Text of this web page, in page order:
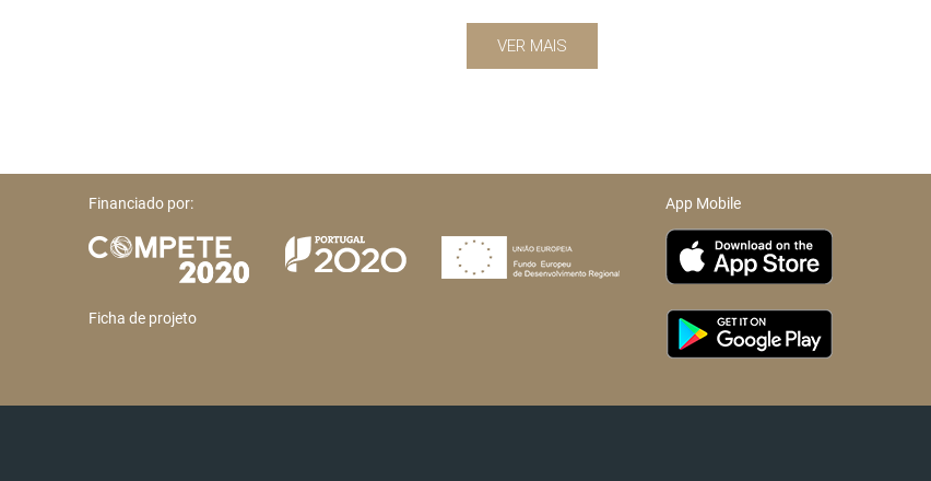
VER MAIS
Financiado por:
Ficha de projeto
App Mobile